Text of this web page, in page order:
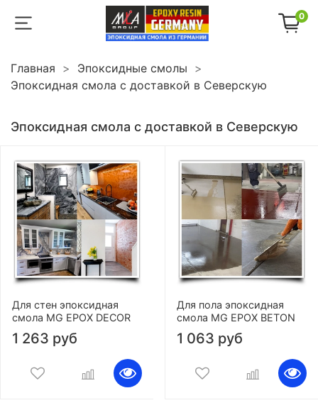
0
Главная
Эпоксидные смолы
Эпоксидная смола с доставкой в Северскую
Эпоксидная смола с доставкой в Северскую
Для стен эпоксидная
смола MG EPOX DECOR
1 263 руб
Для пола эпоксидная
смола MG EPOX BETON
1 063 руб